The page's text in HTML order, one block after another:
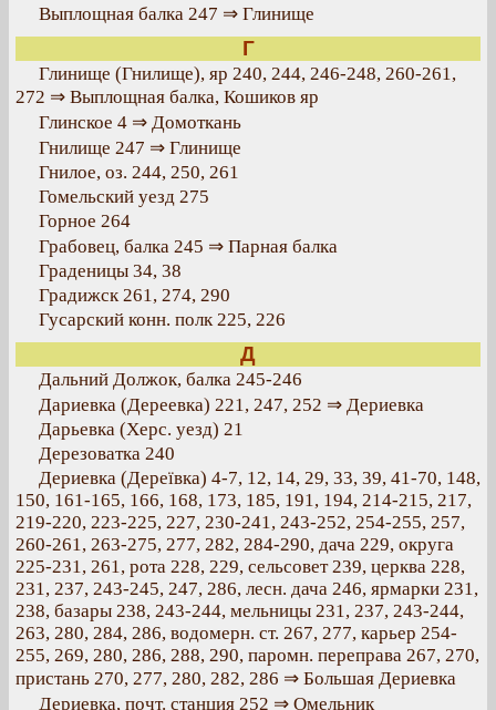
Выплощная балка 247 ⇒ Глинище
Г
Глинище (Гнилище), яр 240, 244, 246-248, 260-261,
272 ⇒ Выплощная балка, Кошиков яр
Глинское 4 ⇒ Домоткань
Гнилище 247 ⇒ Глинище
Гнилое, оз. 244, 250, 261
Гомельский уезд 275
Горное 264
Грабовец, балка 245 ⇒ Парная балка
Граденицы 34, 38
Градижск 261, 274, 290
Гусарский конн. полк 225, 226
Д
Дальний Должок, балка 245-246
Дариевка (Дереевка) 221, 247, 252 ⇒ Дериевка
Дарьевка (Херс. уезд) 21
Дерезоватка 240
Дериевка (Дереївка) 4-7, 12, 14, 29, 33, 39, 41-70, 148,
150, 161-165, 166, 168, 173, 185, 191, 194, 214-215, 217,
219-220, 223-225, 227, 230-241, 243-252, 254-255, 257,
260-261, 263-275, 277, 282, 284-290, дача 229, округа
225-231, 261, рота 228, 229, сельсовет 239, церква 228,
231, 237, 243-245, 247, 286, лесн. дача 246, ярмарки 231,
238, базары 238, 243-244, мельницы 231, 237, 243-244,
263, 280, 284, 286, водомерн. ст. 267, 277, карьер 254-
255, 269, 280, 286, 288, 290, паромн. переправа 267, 270,
пристань 270, 277, 280, 282, 286 ⇒ Большая Дериевка
Дериевка, почт. станция 252 ⇒ Омельник